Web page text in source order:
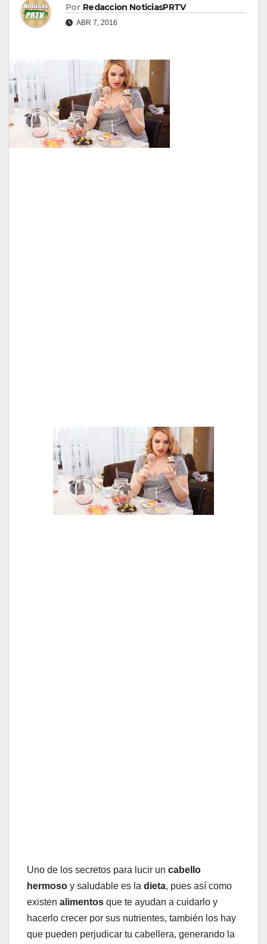
Por Redaccion NoticiasPRTV
ABR 7, 2016
Uno de los secretos para lucir un cabello
hermoso y saludable es la dieta, pues así como
existen alimentos que te ayudan a cuidarlo y
hacerlo crecer por sus nutrientes, también los hay
que pueden perjudicar tu cabellera, generando la